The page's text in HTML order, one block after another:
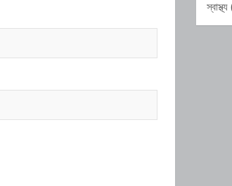
স্বাস্থ্য